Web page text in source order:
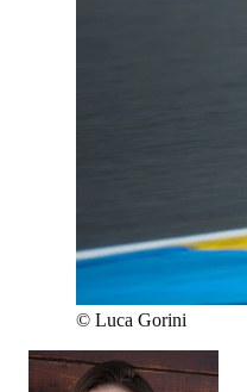
© Luca Gorini